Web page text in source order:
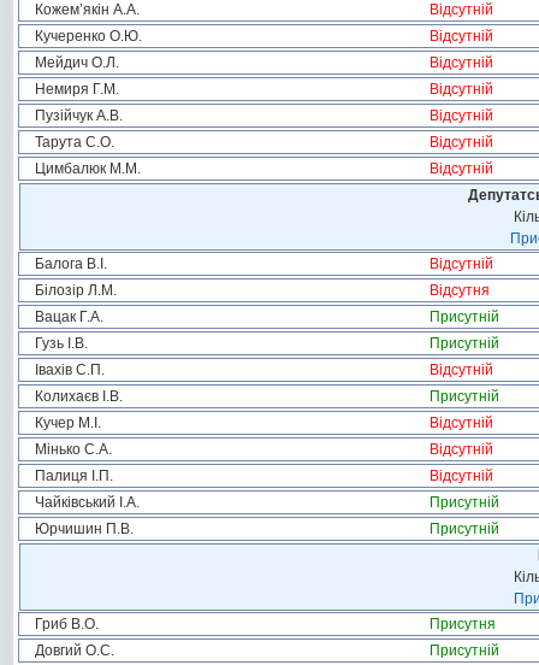
Кожем’якін А.А.
Відсутній
Кучеренко О.Ю.
Відсутній
Мейдич О.Л.
Відсутній
Немиря Г.М.
Відсутній
Пузійчук А.В.
Відсутній
Тарута С.О.
Відсутній
Цимбалюк М.М.
Відсутній
Балога В.І.
Відсутній
Білозір Л.М.
Відсутня
Вацак Г.А.
Присутній
Гузь І.В.
Присутній
Івахів С.П.
Відсутній
Колихаєв І.В.
Присутній
Кучер М.І.
Відсутній
Мінько С.А.
Відсутній
Палиця І.П.
Відсутній
Чайківський І.А.
Присутній
Юрчишин П.В.
Присутній
Гриб В.О.
Присутня
Довгий О.С.
Присутній